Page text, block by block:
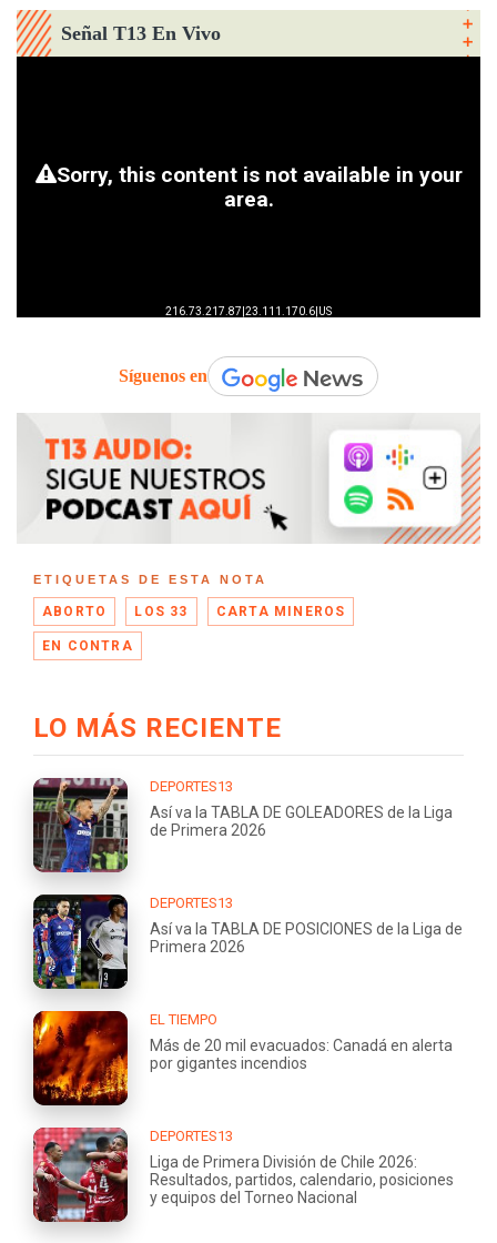
Señal T13 En Vivo
Síguenos en
ETIQUETAS DE ESTA NOTA
ABORTO LOS 33 CARTA MINEROS
EN CONTRA
LO MÁS RECIENTE
DEPORTES13
Así va la TABLA DE GOLEADORES de la Liga
de Primera 2026
DEPORTES13
Así va la TABLA DE POSICIONES de la Liga de
Primera 2026
EL TIEMPO
Más de 20 mil evacuados: Canadá en alerta
por gigantes incendios
DEPORTES13
Liga de Primera División de Chile 2026:
Resultados, partidos, calendario, posiciones
y equipos del Torneo Nacional